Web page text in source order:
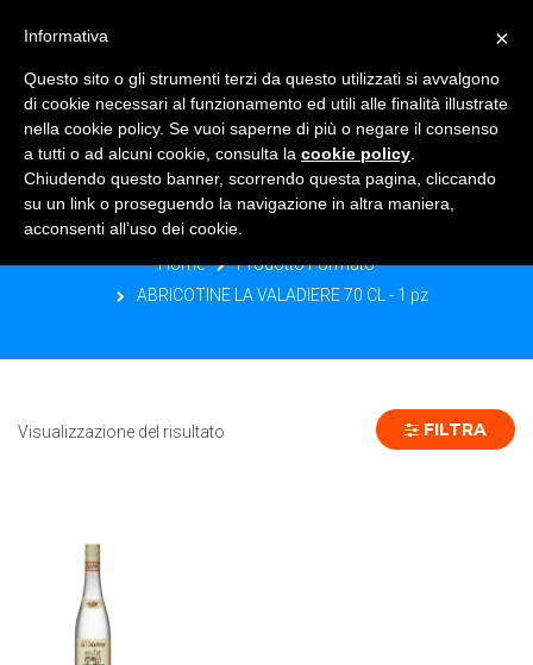
ABRICOTINE LA VALADIERE 70 CL - 1
Home
Prodotto Formato
ABRICOTINE LA VALADIERE 70 CL - 1 pz
Visualizzazione del risultato FILTRA
×
Informativa
Questo sito o gli strumenti terzi da questo utilizzati si avvalgono
di cookie necessari al funzionamento ed utili alle finalità illustrate
nella cookie policy. Se vuoi saperne di più o negare il consenso
a tutti o ad alcuni cookie, consulta la cookie policy
Chiudendo questo banner, scorrendo questa pagina, cliccando
su un link o proseguendo la navigazione in altra maniera,
acconsenti all’uso dei cookie.